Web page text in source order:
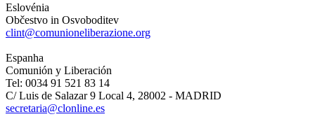
Eslovénia
Občestvo in Osvoboditev
clint@comunioneliberazione.org
Espanha
Comunión y Liberación
Tel: 0034 91 521 83 14
C/ Luis de Salazar 9 Local 4, 28002 - MADRID
secretaria@clonline.es